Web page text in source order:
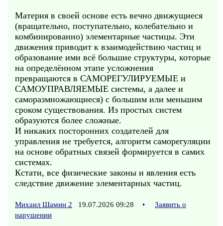
Материя в своей основе есть вечно движущиеся
(вращательно, поступательно, колебательно и
комбинированно) элементарные частицы. Эти
движения приводит к взаимодействию частиц и
образование ими всё большие структуры, которые
на определённом этапе усложнения
превращаются в САМОРЕГУЛИРУЕМЫЕ и
САМОУПРАВЛЯЕМЫЕ системы, а далее и
саморазмножающиеся) с большим или меньшим
сроком существования. Из простых систем
образуются более сложные.
И никаких посторонних создателей для
управления не требуется, алгоритм саморегуляции
на основе обратных связей формируется в самих
системах.
Кстати, все физические законы и явления есть
следствие движение элементарных частиц.
Михаил Шамин 2 19.07.2026 09:28 •
Заявить о
нарушении